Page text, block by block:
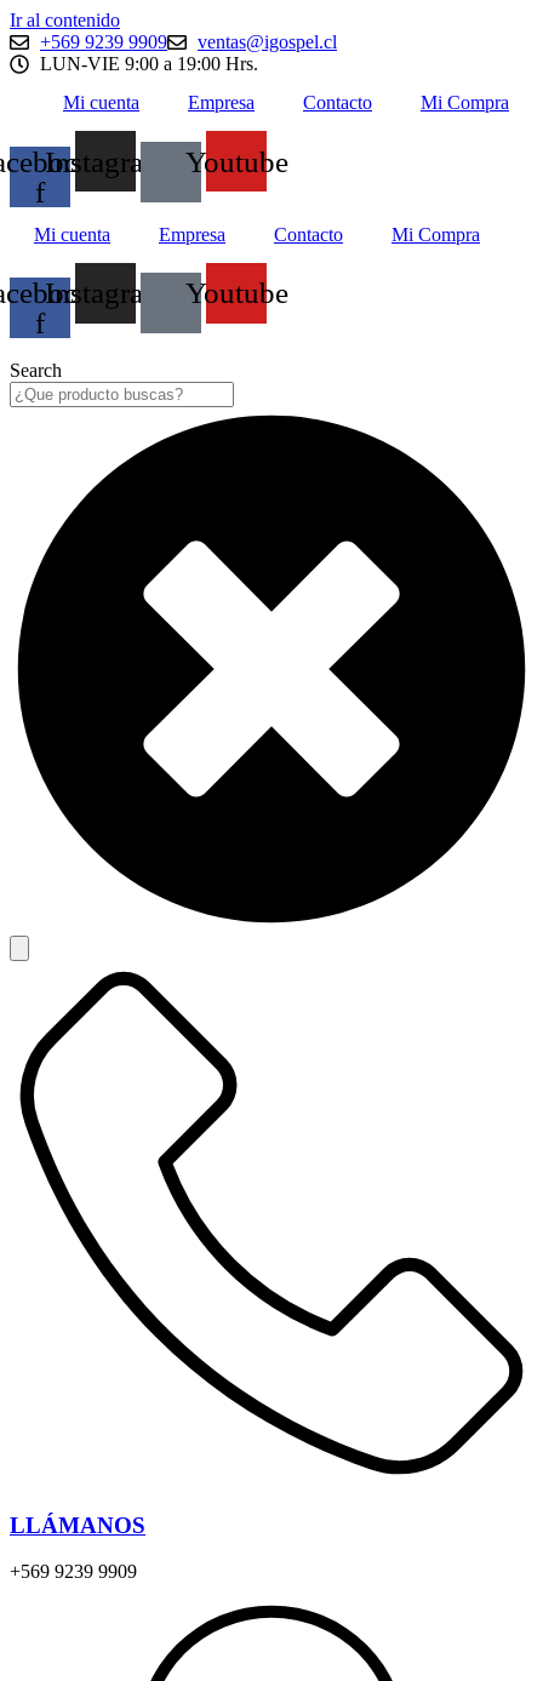
Ir al contenido
+569 9239 9909
ventas@igospel.cl
LUN-VIE 9:00 a 19:00 Hrs.
Mi cuenta
Empresa Contacto Mi Compra
f
Instagram Youtube
Mi cuenta Empresa Contacto Mi Compra
f
Instagram Youtube
Search
LLÁMANOS
+569 9239 9909